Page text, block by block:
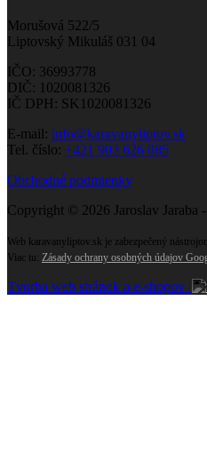
Morušová 522/5
Liptovský Mikuláš 031 04
IČO: 36993778
DIČ: 1020081326
IČ DPH: SK1020081326
E-mail: info@karavanyliptov.sk
Tel. číslo: +421 903 626 885
Obchodné podmienky
Copyright © 2026 Jaroslav Jaraba
Web karavanyliptov.sk je zabezpečený
Viac tu: Zásady ochrany osobných údajov
Tvorba web stránok a e-shopov